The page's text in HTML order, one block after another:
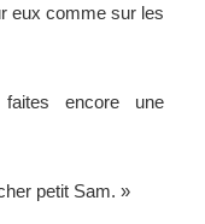
eux comme sur les
encore une
petit Sam. »